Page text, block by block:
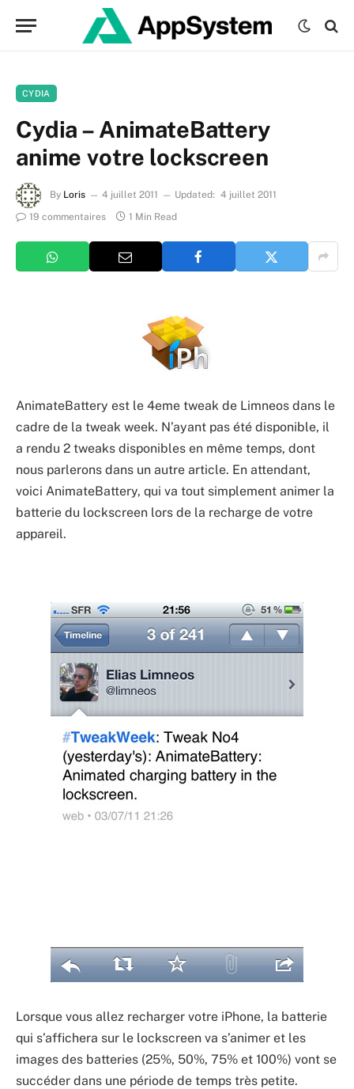
CYDIA
Cydia – AnimateBattery
anime votre lockscreen
By Loris 4 juillet 2011 Updated: 4 juillet 2011
19 commentaires
1 Min Read
AnimateBattery est le 4eme tweak de Limneos dans le
cadre de la tweak week. N’ayant pas été disponible, il
a rendu 2 tweaks disponibles en même temps, dont
nous parlerons dans un autre article. En attendant,
voici AnimateBattery, qui va tout simplement animer la
batterie du lockscreen lors de la recharge de votre
appareil.
Lorsque vous allez recharger votre iPhone, la batterie
qui s’affichera sur le lockscreen va s’animer et les
images des batteries (25%, 50%, 75% et 100%) vont se
succéder dans une période de temps très petite.